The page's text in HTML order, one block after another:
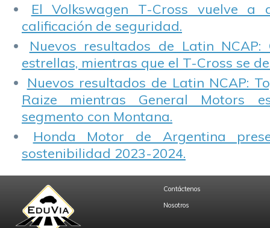
El Volkswagen T-Cross vuelve a
calificación de seguridad.
Nuevos resultados de Latin NCAP:
estrellas, mientras que el T-Cross se
Nuevos resultados de Latin NCAP:
Raize mientras General Motors
segmento con Montana.
Honda Motor de Argentina
sostenibilidad 2023-2024.
Contáctenos
Nosotros